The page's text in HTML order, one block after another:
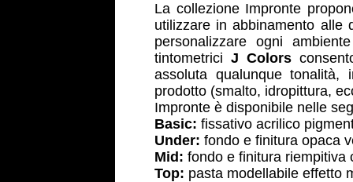
La collezione Impronte
utilizzare in abbinamento alle
personalizzare ogni
tintometrici J Colors
assoluta qualunque tonalità,
prodotto (smalto, idropittura,
Impronte è disponibile nelle
Basic: fissativo acrilico
Under: fondo e finitura opaca
Mid: fondo e finitura riempitiva
Top: pasta modellabile effetto